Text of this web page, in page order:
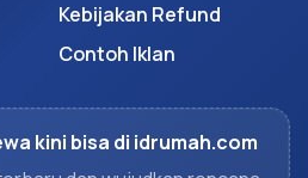
Kebijakan Refund
Contoh Iklan
kini bisa di idrumah.com